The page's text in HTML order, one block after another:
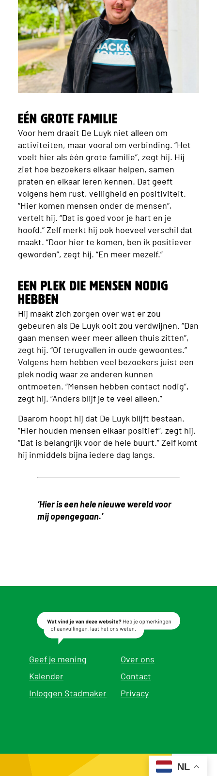
Eén grote familie
Voor hem draait De Luyk niet alleen om
activiteiten, maar vooral om verbinding. “Het
voelt hier als één grote familie”, zegt hij. Hij
ziet hoe bezoekers elkaar helpen, samen
praten en elkaar leren kennen. Dat geeft
volgens hem rust, veiligheid en positiviteit.
“Hier komen mensen onder de mensen”,
vertelt hij. “Dat is goed voor je hart en je
hoofd.” Zelf merkt hij ook hoeveel verschil dat
maakt. “Door hier te komen, ben ik positiever
geworden”, zegt hij. “En meer mezelf.”
Een plek die mensen nodig
hebben
Hij maakt zich zorgen over wat er zou
gebeuren als De Luyk ooit zou verdwijnen. “Dan
gaan mensen weer meer alleen thuis zitten”,
zegt hij. “Of terugvallen in oude gewoontes.”
Volgens hem hebben veel bezoekers juist een
plek nodig waar ze anderen kunnen
ontmoeten. “Mensen hebben contact nodig”,
zegt hij. “Anders blijf je te veel alleen.”
Daarom hoopt hij dat De Luyk blijft bestaan.
“Hier houden mensen elkaar positief”, zegt hij.
“Dat is belangrijk voor de hele buurt.” Zelf komt
hij inmiddels bijna iedere dag langs.
‘Hier is een hele nieuwe wereld voor
mij opengegaan.’
Geef je mening
Kalender
Inloggen Stadmaker
Over ons
Contact
Privacy
NL